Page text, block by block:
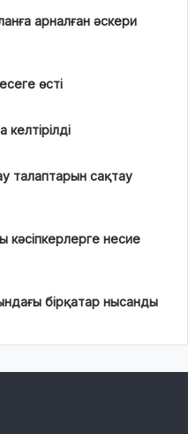
арналған әскери
өсті
талаптарын сақтау
кәсіпкерлерге несие
бірқатар нысанды